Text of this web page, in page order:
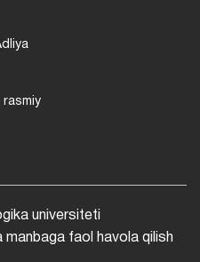
rasmiy
universiteti
manbaga faol havola qilish